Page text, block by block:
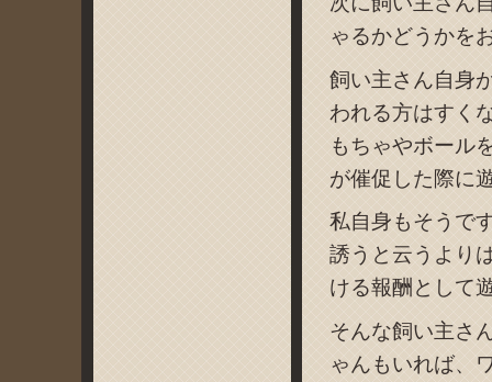
ゃるかどうかを
飼い主さん自身
われる方はすく
もちゃやボール
が催促した際に
私自身もそうで
誘うと云うより
ける報酬として
そんな飼い主さ
ゃんもいれば、